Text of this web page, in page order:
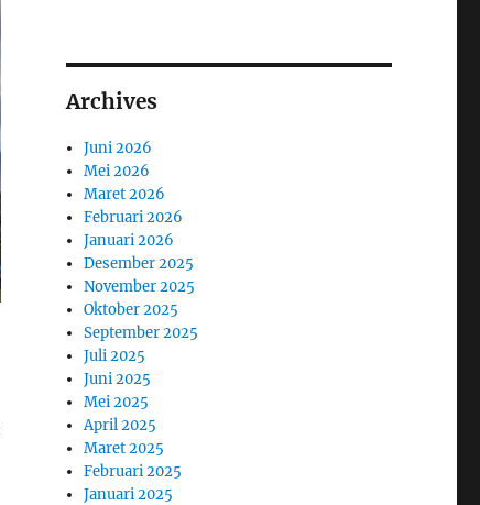
Archives
Juni 2026
Mei 2026
Maret 2026
Februari 2026
Januari 2026
Desember 2025
November 2025
Oktober 2025
September 2025
Juli 2025
Juni 2025
Mei 2025
April 2025
Maret 2025
Februari 2025
Januari 2025